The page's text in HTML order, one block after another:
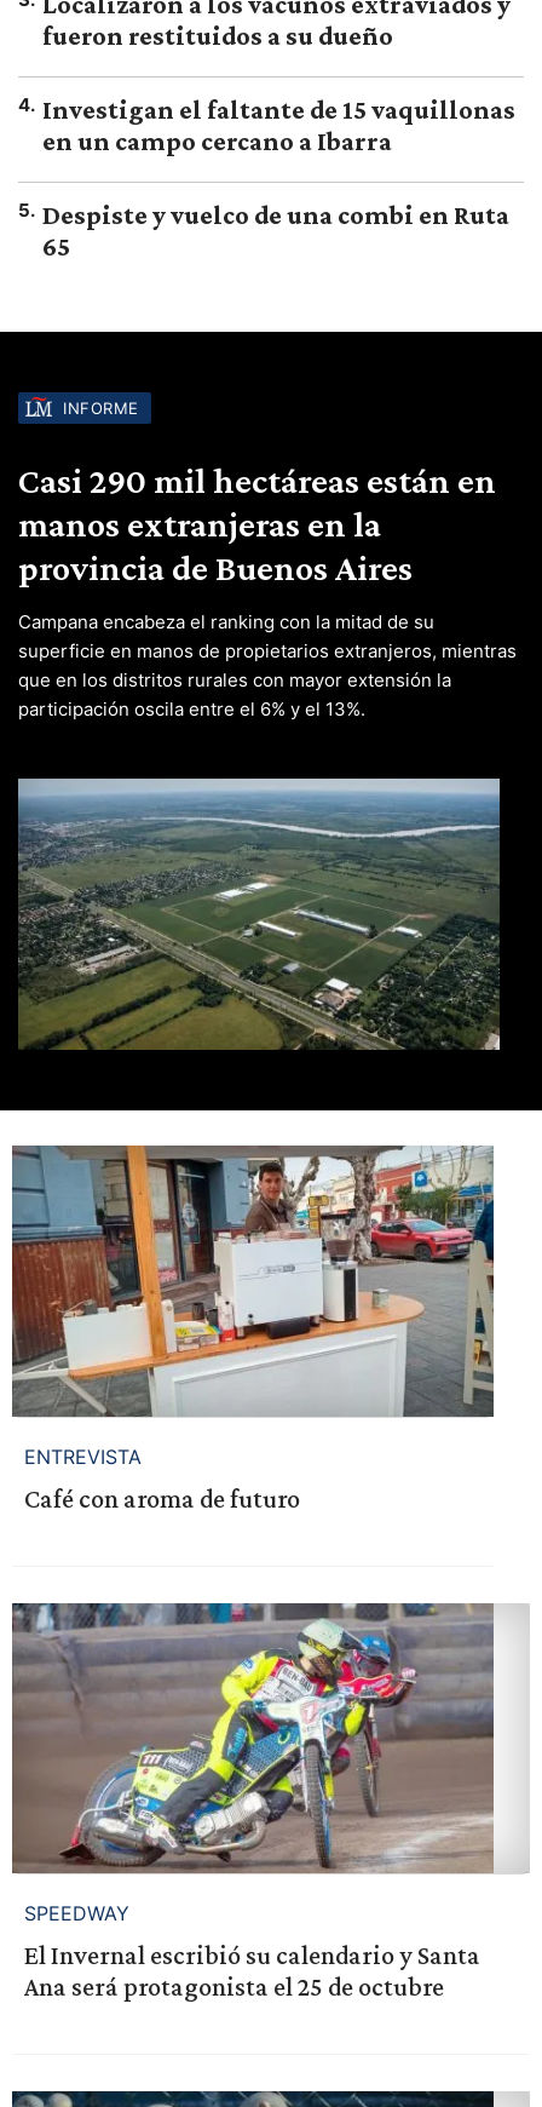
fueron restituidos a su dueño
4. Investigan el faltante de 15 vaquillonas
en un campo cercano a Ibarra
5. Despiste y vuelco de una combi en Ruta
65
INFORME
Casi 290 mil hectáreas están en
manos extranjeras en la
provincia de Buenos Aires
Campana encabeza el ranking con la mitad de su
superficie en manos de propietarios extranjeros, mientras
que en los distritos rurales con mayor extensión la
participación oscila entre el 6% y el 13%.
ENTREVISTA
Café con aroma de futuro
SPEEDWAY
El Invernal escribió su calendario y Santa
Ana será protagonista el 25 de octubre